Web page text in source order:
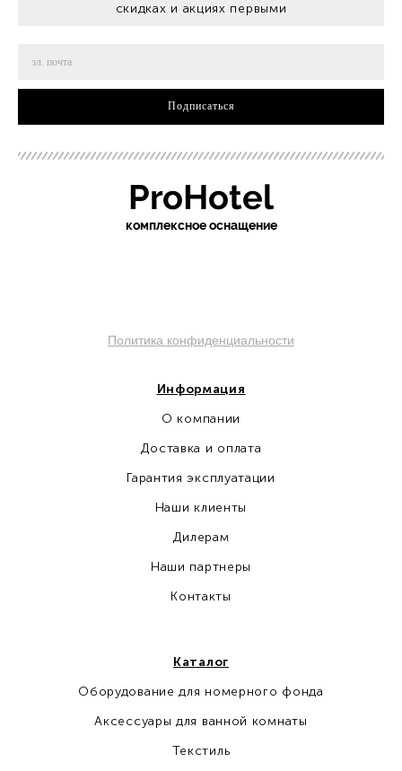
скидках и акциях первыми
Подписаться
ProHotel
комплексное оснащение
Политика конфиденциальности
Информация
О компании
Доставка и оплата
Гарантия эксплуатации
Наши клиенты
Дилерам
Наши партнеры
Контакты
Каталог
Оборудование для номерного фонда
Аксессуары для ванной комнаты
Текстиль